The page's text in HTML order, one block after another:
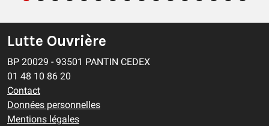
Lutte Ouvrière
BP 20029 - 93501 PANTIN CEDEX
01 48 10 86 20
Contact
Données personnelles
Mentions légales